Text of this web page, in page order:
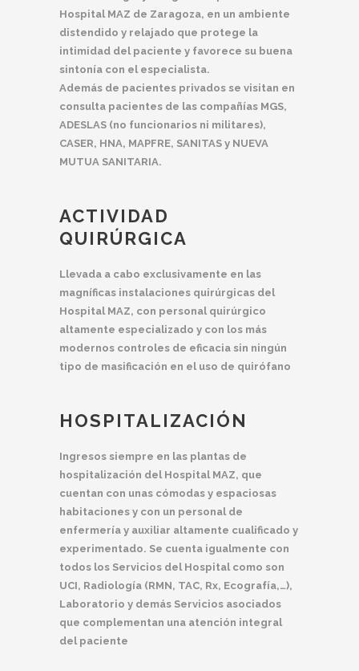
Hospital MAZ de Zaragoza, en un ambiente
distendido y relajado que protege la
intimidad del paciente y favorece su buena
sintonía con el especialista.
Además de pacientes privados se visitan en
consulta pacientes de las compañías MGS,
ADESLAS (no funcionarios ni militares),
CASER, HNA, MAPFRE, SANITAS y NUEVA
MUTUA SANITARIA.
ACTIVIDAD
QUIRÚRGICA
Llevada a cabo exclusivamente en las
magníficas instalaciones quirúrgicas del
Hospital MAZ, con personal quirúrgico
altamente especializado y con los más
modernos controles de eficacia sin ningún
tipo de masificación en el uso de quirófano
HOSPITALIZACIÓN
Ingresos siempre en las plantas de
hospitalización del Hospital MAZ, que
cuentan con unas cómodas y espaciosas
habitaciones y con un personal de
enfermería y auxiliar altamente cualificado y
experimentado. Se cuenta igualmente con
todos los Servicios del Hospital como son
UCI, Radiología (RMN, TAC, Rx, Ecografía,…),
Laboratorio y demás Servicios asociados
que complementan una atención integral
del paciente